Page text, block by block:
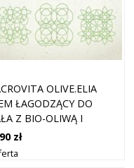
OLIVE.ELIA
ŁAGODZĄCY DO
Z BIO-OLIWĄ I
100ML
zł